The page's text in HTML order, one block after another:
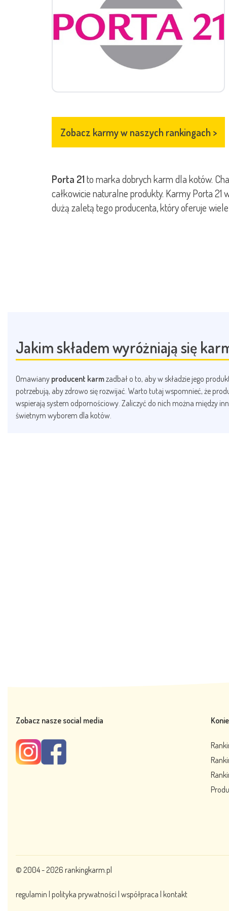
Zobacz karmy w naszych rankingach >
Porta 21to marka dobrych karm dla kotów.
całkowicie naturalne produkty. Karmy Porta
dużą zaletą tego producenta, który oferuje
Jakim składem wyróżniają się
Omawiany producent karmzadbał o to, aby w składzie jego
potrzebują, aby zdrowo się rozwijać. Warto tutaj wspomnieć, że
wspierają system odpornościowy. Zaliczyć do nich można między
świetnym wyborem dla kotów.
Zobacz nasze social media
© 2004 - 2026 rankingkarm.pl
regulamin polityka prywatności współpraca kontakt